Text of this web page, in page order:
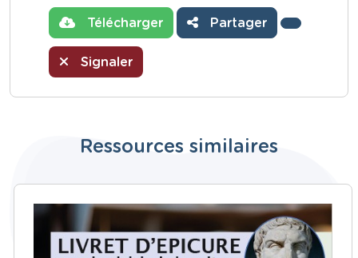
Télécharger Partager
Signaler
Ressources similaires